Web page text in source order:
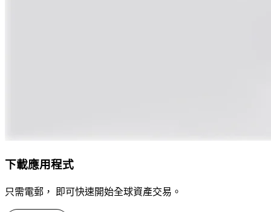
下載應用程式
只需電郵， 即可快速開始全球資產交易。